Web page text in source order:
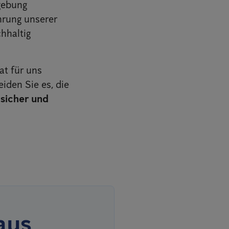
unserer
für uns
Sie es, die
und